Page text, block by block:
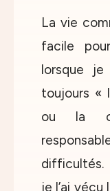
La vie
facile
lorsque je
toujours «
ou la
difficultés.
je l’ai